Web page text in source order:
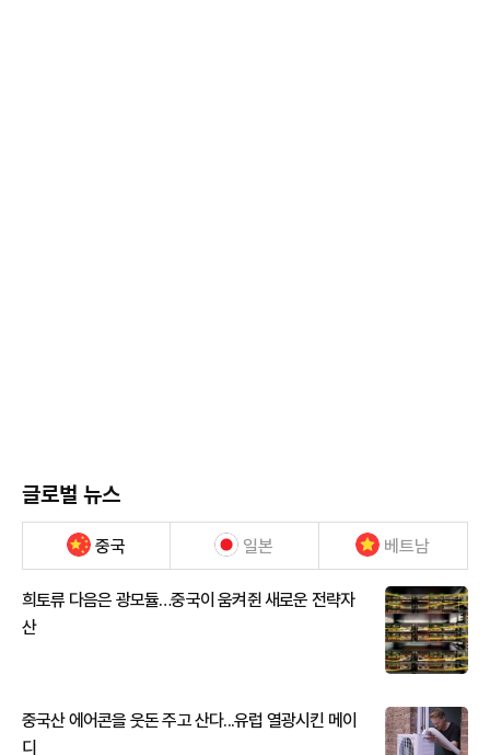
글로벌 뉴스
중국 일본 베트남
희토류 다음은 광모듈…중국이 움켜쥔 새로운 전략자
산
중국산 에어콘을 웃돈 주고 산다...유럽 열광시킨 메이
디